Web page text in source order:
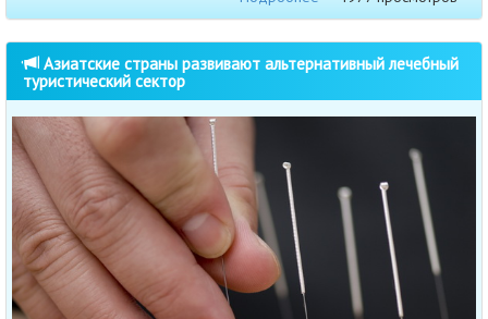
Азиатские страны развивают альтернативный лечебный
туристический сектор